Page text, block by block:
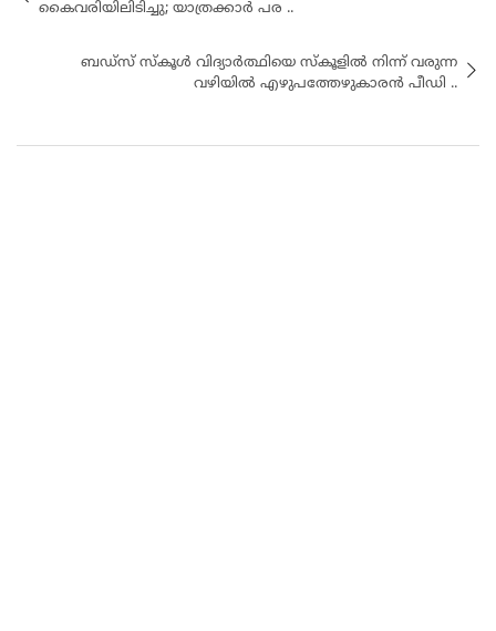
കൈവരിയിലിടിച്ചു; യാത്രക്കാർ പര ..
ബഡ്‌സ് സ്‌കൂൾ വിദ്യാർത്ഥിയെ സ്‌കൂളിൽ നിന്ന് വരുന്ന
വഴിയിൽ എഴുപത്തേഴുകാരൻ പീഡി ..